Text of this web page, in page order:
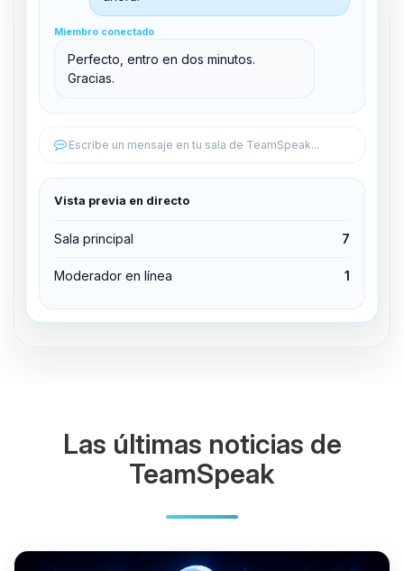
Miembro conectado
Perfecto, entro en dos minutos.
Gracias.
Escribe un mensaje en tu sala de TeamSpeak...
Vista previa en directo
Sala principal 7
Moderador en línea 1
Miembro conectado
Sala de soporte
Editar permisos
Expulsar del canal
Las últimas noticias de
TeamSpeak